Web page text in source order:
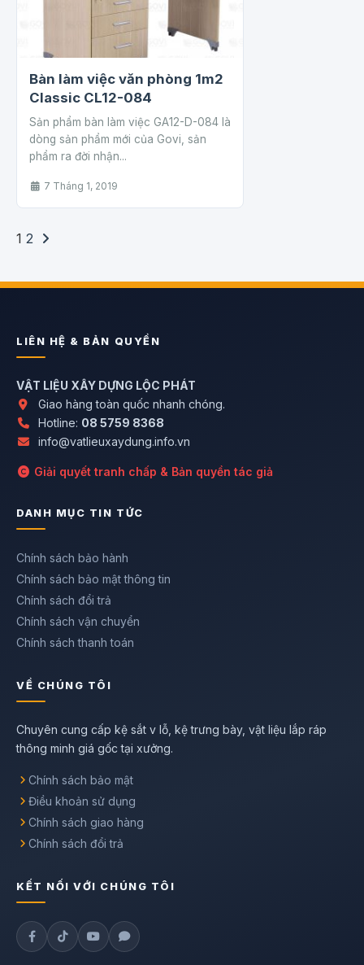
Bàn làm việc văn phòng 1m2
Classic CL12-084
Sản phẩm bàn làm việc GA12-D-084 là
dòng sản phẩm mới của Govi, sản
phẩm ra đời nhận...
7 Tháng 1, 2019
1 2
LIÊN HỆ & BẢN QUYỀN
VẬT LIỆU XÂY DỰNG LỘC PHÁT
Giao hàng toàn quốc nhanh chóng.
Hotline: 08 5759 8368
info@vatlieuxaydung.info.vn
Giải quyết tranh chấp & Bản quyền tác giả
DANH MỤC TIN TỨC
Chính sách bảo hành
Chính sách bảo mật thông tin
Chính sách đổi trả
Chính sách vận chuyển
Chính sách thanh toán
VỀ CHÚNG TÔI
Chuyên cung cấp kệ sắt v lỗ, kệ trưng bày, vật liệu lắp ráp
thông minh giá gốc tại xưởng.
Chính sách bảo mật
Điều khoản sử dụng
Chính sách giao hàng
Chính sách đổi trả
KẾT NỐI VỚI CHÚNG TÔI